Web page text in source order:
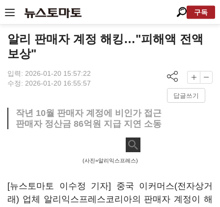
구독
알리 판매자 계정 해킹…"피해액 전액
보상"
입력: 2026-01-20 15:57:22
수정: 2026-01-20 16:55:57
답글쓰기
작년 10월 판매자 계정에 비인가 접근
판매자 정산금 86억원 지급 지연 소동
(사진=알리익스프레스)
[뉴스토마토 이수정 기자] 중국 이커머스(전자상거
래) 업체 알리익스프레스코리아의 판매자 계정이 해